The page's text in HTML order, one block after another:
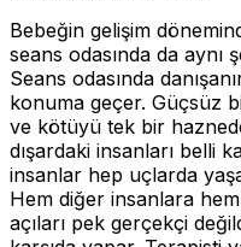
Bebeğin gelişim
seans odasında da aynı
Seans odasında
konuma geçer. Güçsüz
ve kötüyü tek bir
dışardaki insanları belli
insanlar hep uçlarda
Hem diğer insanlara
açıları pek gerçekçi